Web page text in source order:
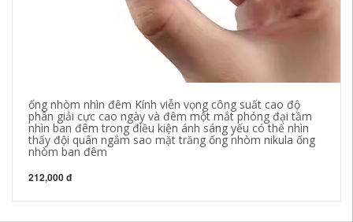
ống nhòm nhìn đêm Kính viễn vọng công suất cao độ
phân giải cực cao ngày và đêm một mắt phóng đại tầm
nhìn ban đêm trong điều kiện ánh sáng yếu có thể nhìn
thấy đội quân ngắm sao mặt trăng ống nhòm nikula ống
nhòm ban đêm
212,000 đ